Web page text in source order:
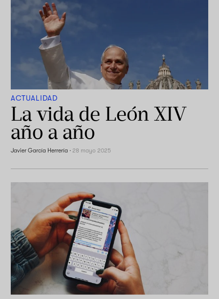
ACTUALIDAD
La vida de León XIV
año a año
Javier García Herrería ·28 mayo 2025